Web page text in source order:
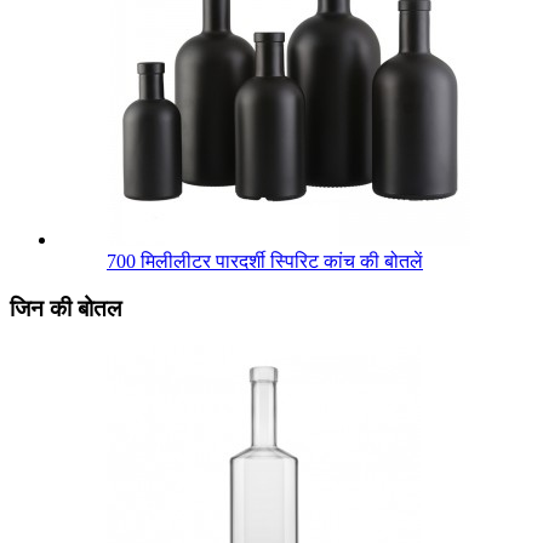
700 मिलीलीटर पारदर्शी स्पिरिट कांच की बोतलें
जिन की बोतल